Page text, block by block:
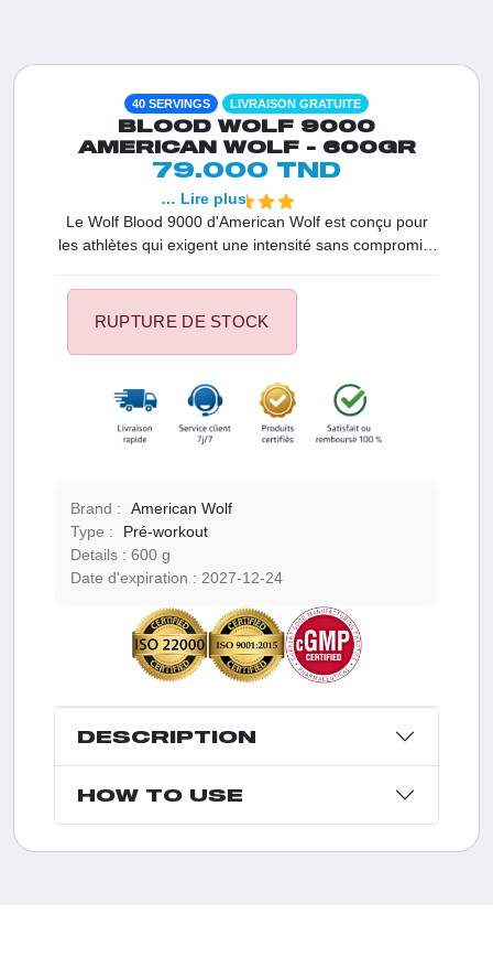
40 SERVINGS LIVRAISON GRATUITE
BLOOD WOLF 9000
AMERICAN WOLF - 600GR
79.000 TND
Le Wolf Blood 9000 d'American Wolf est conçu pour
les athlètes qui exigent une intensité sans compromis.
massifs de Citrulline Malate, Bêta-Alanine et Créatine
pour déclencher une congestion maximale et une
l'ajout de Taurine et de Ginseng, il garantit une
concentration d'acier et une vigilance accrue. C'est
l'outil ultime en Tunisie pour transformer vos séances
et atteindre une performance maximale tout en
… Lire plus
RUPTURE DE STOCK
Brand :
American Wolf
Type :
Pré-workout
Details :
600 g
Date d'expiration : 2027-12-24
DESCRIPTION
HOW TO USE